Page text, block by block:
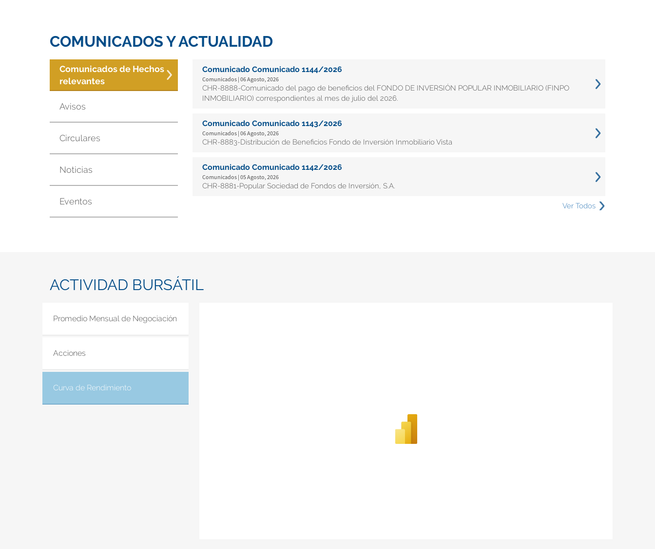
COMUNICADOS Y ACTUALIDAD
Comunicados de Hechos
relevantes
Avisos
Circulares
Noticias
Eventos
Comunicado Comunicado 1144/2026
Comunicados | 06 Agosto, 2026
CHR-8888-Comunicado del pago de beneficios del FONDO DE INVERSIÓN POPULAR INMOBILIARIO (FINPO
INMOBILIARIO) correspondientes al mes de julio del 2026.
Comunicado Comunicado 1143/2026
Comunicados | 06 Agosto, 2026
CHR-8883-Distribución de Beneficios Fondo de Inversión Inmobiliario Vista
Comunicado Comunicado 1142/2026
Comunicados | 05 Agosto, 2026
CHR-8881-Popular Sociedad de Fondos de Inversión, S.A.
Ver Todos
ACTIVIDAD BURSÁTIL
Promedio Mensual de Negociación
Acciones
Curva de Rendimiento